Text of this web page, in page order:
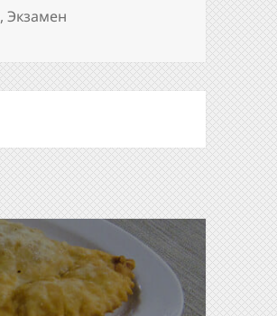
,Экзамен